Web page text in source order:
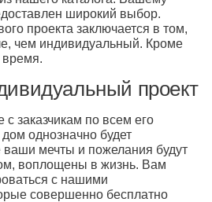
широкий выбор.
проекта заключается в том,
чем индивидуальный. Кроме
время.
проект
с заказчикам по всем его
однозначно будет
мечты и пожелания будут
воплощены в жизнь. Вам
с нашими
совершенно бесплатно